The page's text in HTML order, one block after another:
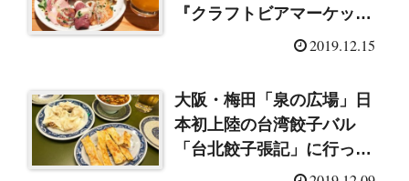
『クラフトビアマーケッ
ト』に行ってきました♪
2019.12.15
大阪・梅田「泉の広場」日
本初上陸の台湾餃子バル
「台北餃子張記」に行って